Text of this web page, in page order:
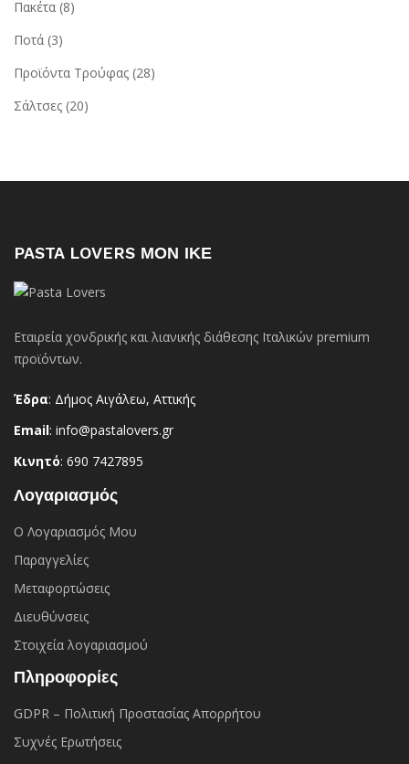
Πακέτα (8)
Ποτά (3)
Προϊόντα Τρούφας (28)
Σάλτσες (20)
PASTA LOVERS ΜΟΝ ΙΚΕ
Εταιρεία χονδρικής και λιανικής διάθεσης Ιταλικών premium
προϊόντων.
Έδρα: Δήμος Αιγάλεω, Αττικής
Email: info@pastalovers.gr
Κινητό: 690 7427895
Λογαριασμός
Ο Λογαριασμός Μου
Παραγγελίες
Μεταφορτώσεις
Διευθύνσεις
Στοιχεία λογαριασμού
Πληροφορίες
GDPR – Πολιτική Προστασίας Απορρήτου
Συχνές Eρωτήσεις